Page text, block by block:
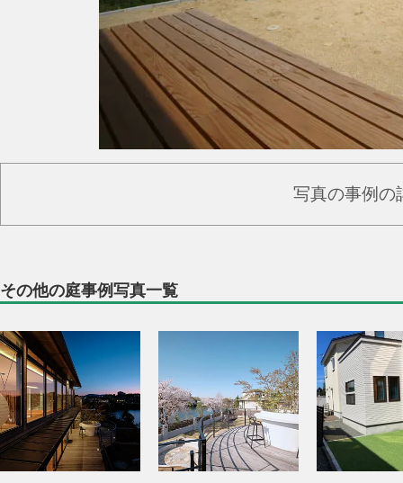
写真の事例の
その他の庭事例写真一覧